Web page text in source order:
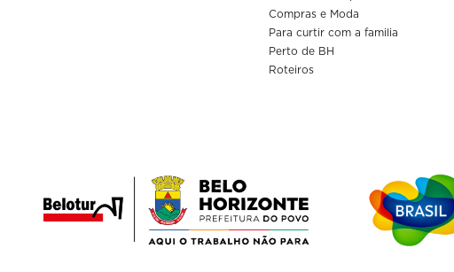
Compras e Moda
Para curtir com a familia
Perto de BH
Roteiros